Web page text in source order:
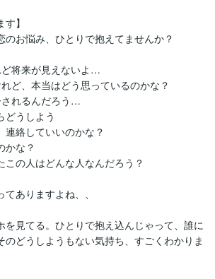
】
のお悩み、ひとりで抱えてませんか？
将来が見えないよ…
ど、本当はどう思っているのかな？
れるんだろう…
うしよう
絡していいのかな？
かな？
の人はどんな人なんだろう？
ありますよね、、
を見てる。ひとりで抱え込んじゃって、誰に
どうしようもない気持ち、すごくわかりま